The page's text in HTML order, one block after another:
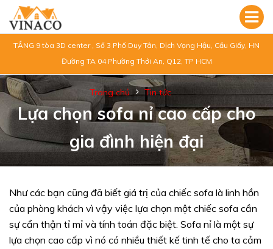
TẦNG 9 tòa 3D center , Số 3 Phố Duy Tân, Dịch Vọng Hậu, Cầu Giấy, HN
Đường TA 04 Phường Thới An, Q12, TP HCM
Trang chủ Tin tức
Lựa chọn sofa nỉ cao cấp cho
gia đình hiện đại
Như các bạn cũng đã biết giá trị của chiếc sofa là linh hồn
của phòng khách vì vậy việc lựa chọn một chiếc sofa cần
sự cẩn thận tỉ mỉ và tính toán đặc biệt. Sofa nỉ là một sự
lựa chọn cao cấp vì nó có nhiều thiết kế tinh tế cho ta cảm